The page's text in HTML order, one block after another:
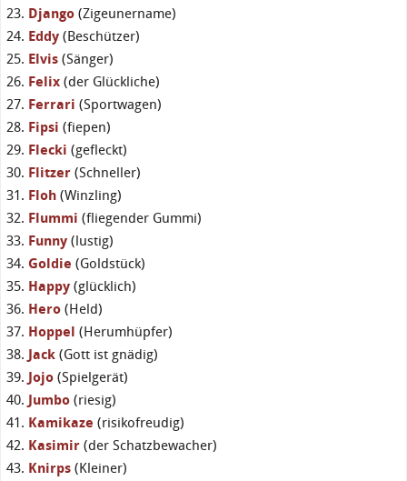
Django (Zigeunername)
Eddy (Beschützer)
Elvis (Sänger)
Felix (der Glückliche)
Ferrari (Sportwagen)
Fipsi (fiepen)
Flecki (gefleckt)
Flitzer (Schneller)
Floh (Winzling)
Flummi (fliegender Gummi)
Funny (lustig)
Goldie (Goldstück)
Happy (glücklich)
Hero (Held)
Hoppel (Herumhüpfer)
Jack (Gott ist gnädig)
Jojo (Spielgerät)
Jumbo (riesig)
Kamikaze (risikofreudig)
Kasimir (der Schatzbewacher)
Knirps (Kleiner)